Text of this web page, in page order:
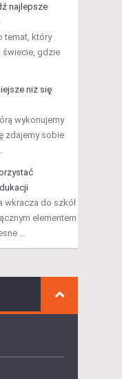
najlepsze
temat, który
świecie, gdzie
niż się
wykonujemy
zdajemy sobie
wkracza do szkół
elementem
…